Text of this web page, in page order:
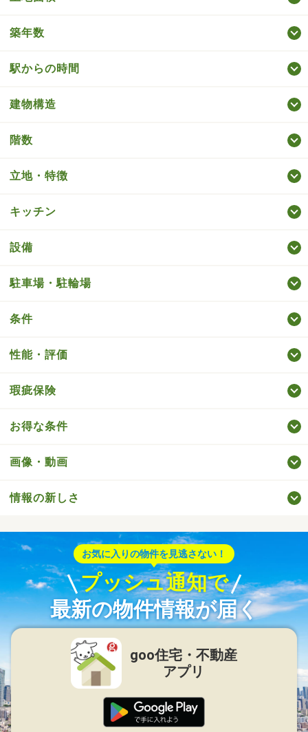
築年数
駅からの時間
建物構造
階数
立地・特徴
キッチン
設備
駐車場・駐輪場
条件
性能・評価
瑕疵保険
お得な条件
画像・動画
情報の新しさ
お気に入りの物件を見逃さない！
プッシュ通知で
最新の物件情報が届く
goo住宅・不動産
アプリ